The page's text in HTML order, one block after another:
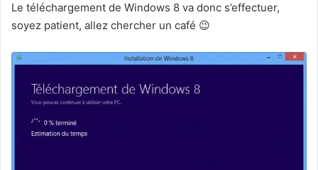
Le téléchargement de Windows 8 va donc s’effectuer,
soyez patient, allez chercher un café 😉